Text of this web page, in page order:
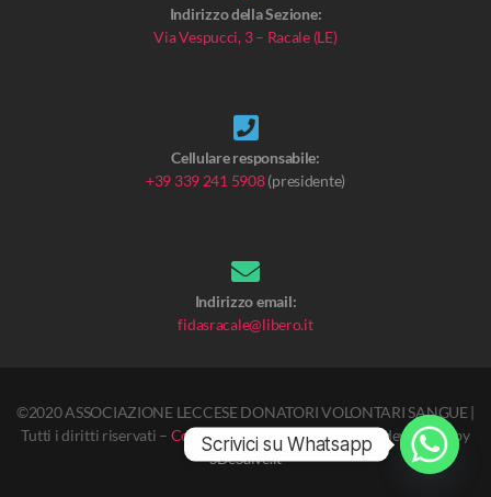
Indirizzo della Sezione:
Via Vespucci, 3 – Racale (LE)
Cellulare responsabile:
+39 339 241 5908(presidente)
Indirizzo email:
fidasracale@libero.it
©2020 ASSOCIAZIONE LECCESE DONATORI VOLONTARI SANGUE |
Tutti i diritti riservati – Cookie Policy Privacy Policy –developed by
SDeSalve.it
Scrivici su Whatsapp